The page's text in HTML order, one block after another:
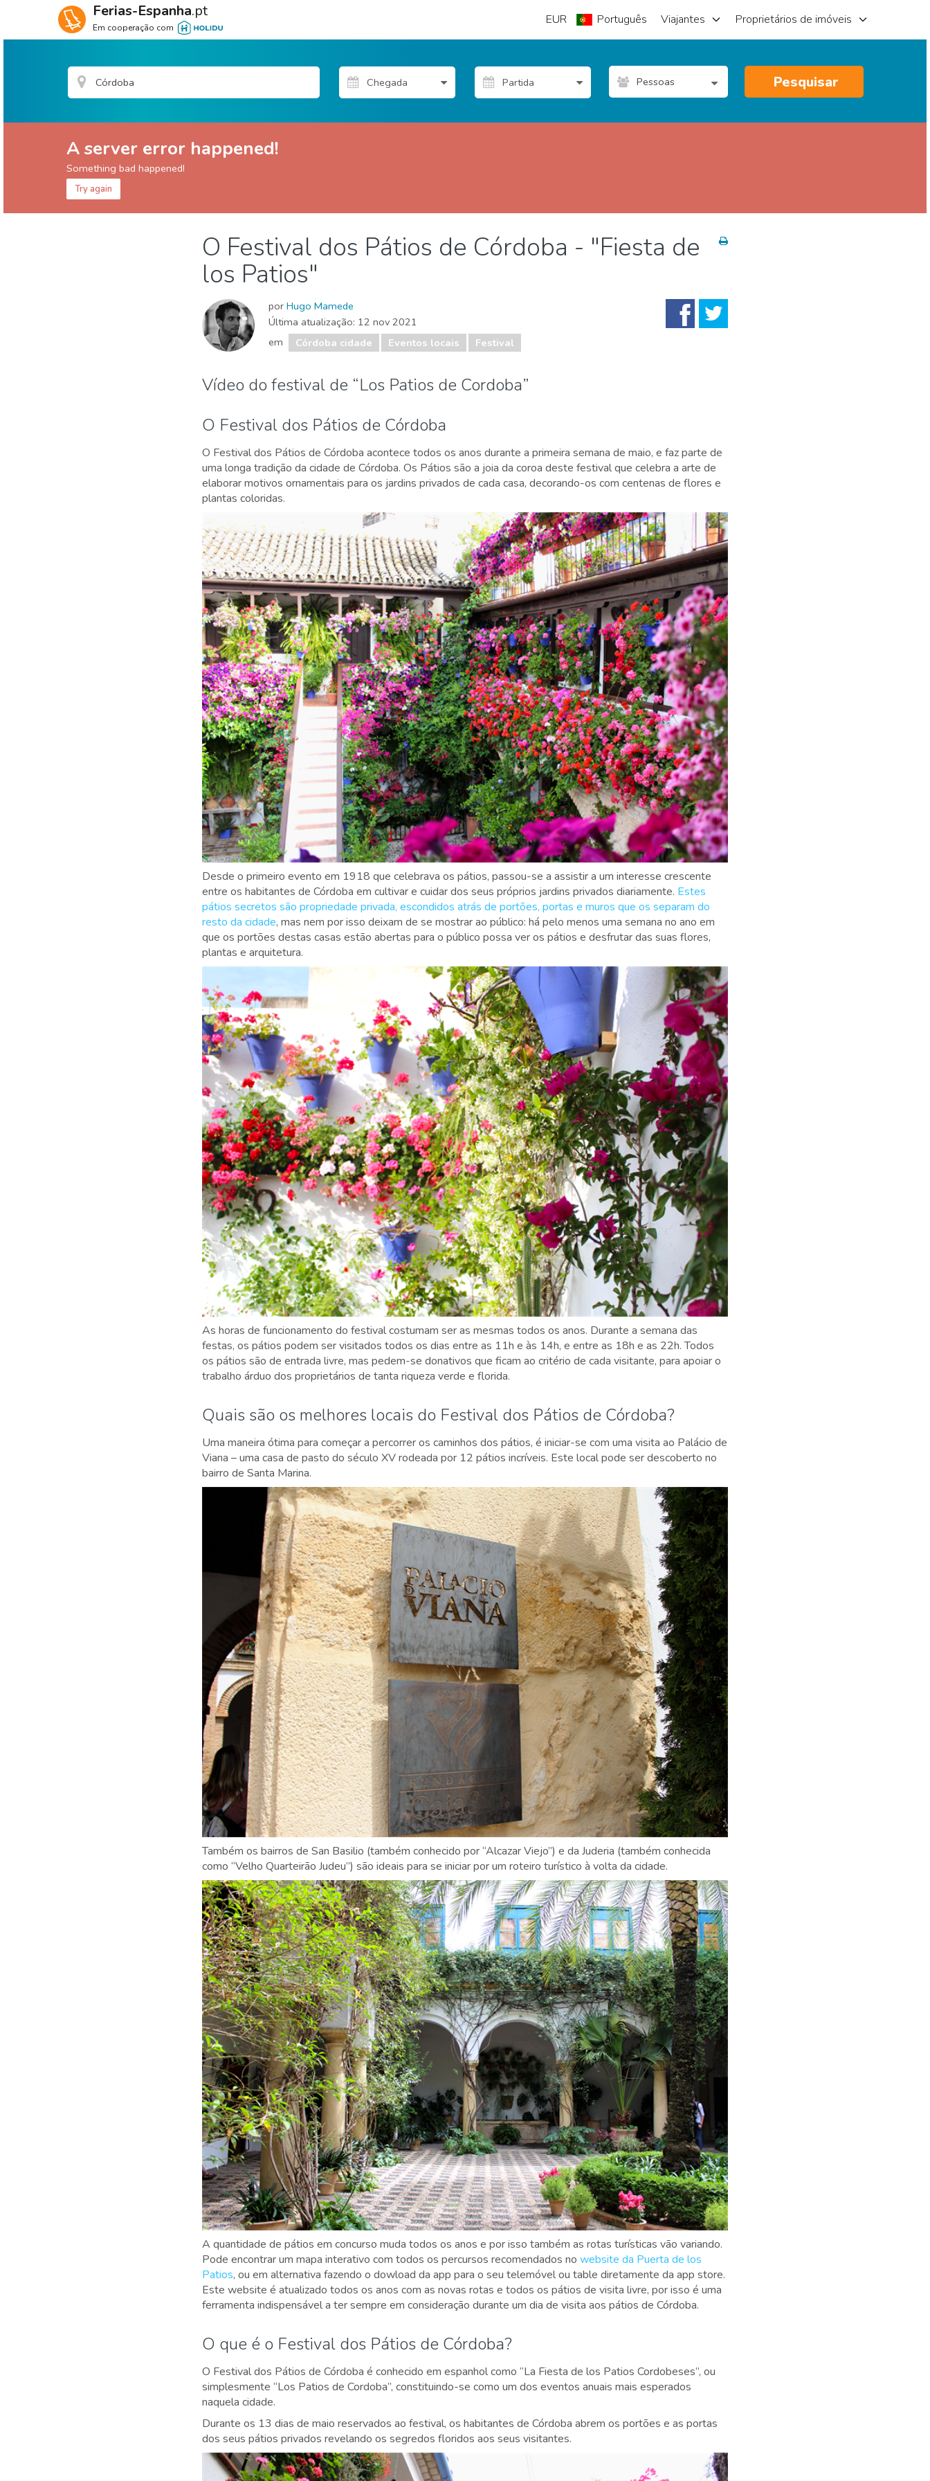
Ferias-Espanha.pt
Em cooperação com
EUR Português Viajantes Proprietários de imóveis
Pessoas Pesquisar
A server error happened!
Something bad happened!
Try again
Museu & Arte Natureza e ar livre
O Festival dos Pátios de Córdoba - "Fiesta de
los Patios"
por Hugo Mamede
Última atualização: 12 nov 2021
em
Córdoba cidade Eventos locais Festival
Vídeo do festival de “Los Patios de Cordoba”
O Festival dos Pátios de Córdoba
O Festival dos Pátios de Córdoba acontece todos os anos durante a primeira semana de maio, e faz parte de
uma longa tradição da cidade de Córdoba. Os Pátios são a joia da coroa deste festival que celebra a arte de
elaborar motivos ornamentais para os jardins privados de cada casa, decorando-os com centenas de flores e
plantas coloridas.
Desde o primeiro evento em 1918 que celebrava os pátios, passou-se a assistir a um interesse crescente
entre os habitantes de Córdoba em cultivar e cuidar dos seus próprios jardins privados diariamente. Estes
pátios secretos são propriedade privada, escondidos atrás de portões, portas e muros que os separam do
resto da cidade, mas nem por isso deixam de se mostrar ao público: há pelo menos uma semana no ano em
que os portões destas casas estão abertas para o público possa ver os pátios e desfrutar das suas flores,
plantas e arquitetura.
As horas de funcionamento do festival costumam ser as mesmas todos os anos. Durante a semana das
festas, os pátios podem ser visitados todos os dias entre as 11h e às 14h, e entre as 18h e as 22h. Todos
os pátios são de entrada livre, mas pedem-se donativos que ficam ao critério de cada visitante, para apoiar o
trabalho árduo dos proprietários de tanta riqueza verde e florida.
Quais são os melhores locais do Festival dos Pátios de Córdoba?
Uma maneira ótima para começar a percorrer os caminhos dos pátios, é iniciar-se com uma visita ao Palácio de
Viana – uma casa de pasto do século XV rodeada por 12 pátios incríveis. Este local pode ser descoberto no
bairro de Santa Marina.
Também os bairros de San Basilio (também conhecido por “Alcazar Viejo”) e da Juderia (também conhecida
como “Velho Quarteirão Judeu”) são ideais para se iniciar por um roteiro turístico à volta da cidade.
A quantidade de pátios em concurso muda todos os anos e por isso também as rotas turísticas vão variando.
Pode encontrar um mapa interativo com todos os percursos recomendados no website da Puerta de los
Patios, ou em alternativa fazendo o dowload da app para o seu telemóvel ou table diretamente da app store.
Este website é atualizado todos os anos com as novas rotas e todos os pátios de visita livre, por isso é uma
ferramenta indispensável a ter sempre em consideração durante um dia de visita aos pátios de Córdoba.
O que é o Festival dos Pátios de Córdoba?
O Festival dos Pátios de Córdoba é conhecido em espanhol como “La Fiesta de los Patios Cordobeses”, ou
simplesmente “Los Patios de Cordoba”, constituindo-se como um dos eventos anuais mais esperados
naquela cidade.
Durante os 13 dias de maio reservados ao festival, os habitantes de Córdoba abrem os portões e as portas
dos seus pátios privados revelando os segredos floridos aos seus visitantes.